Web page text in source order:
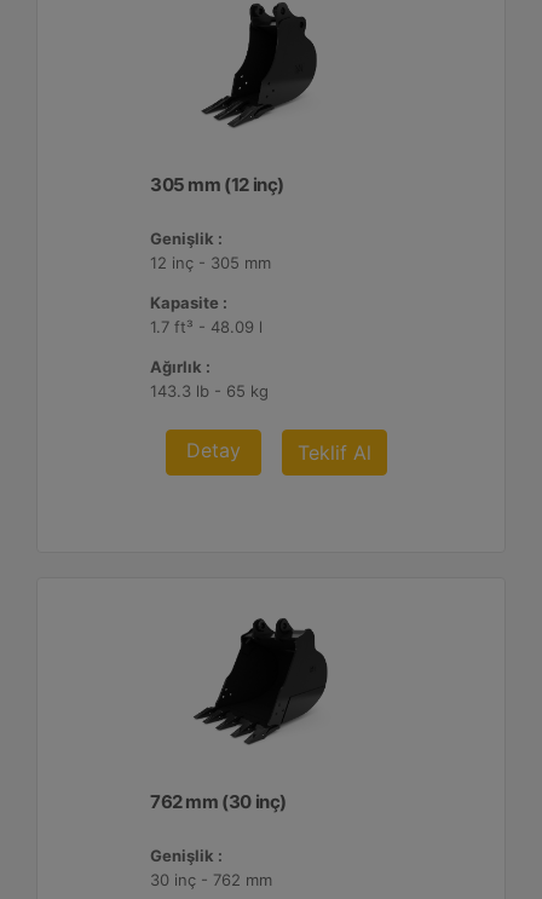
305 mm (12 inç)
Genişlik :
12 inç - 305 mm
Kapasite :
1.7 ft³ - 48.09 l
Ağırlık :
143.3 lb - 65 kg
Detay Teklif Al
762 mm (30 inç)
Genişlik :
30 inç - 762 mm